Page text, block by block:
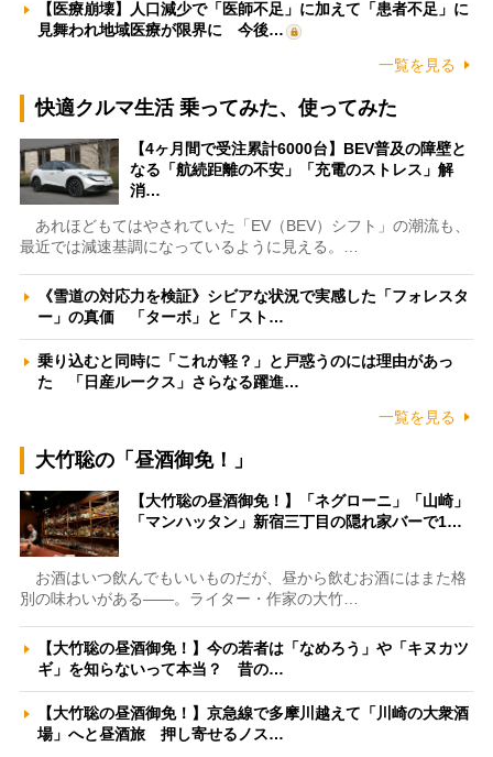
【医療崩壊】人口減少で「医師不足」に加えて「患者不足」に
見舞われ地域医療が限界に 今後…
一覧を見る
快適クルマ生活 乗ってみた、使ってみた
【4ヶ月間で受注累計6000台】BEV普及の障壁と
なる「航続距離の不安」「充電のストレス」解
消…
あれほどもてはやされていた「EV（BEV）シフト」の潮流も、
最近では減速基調になっているように見える。…
《雪道の対応力を検証》シビアな状況で実感した「フォレスタ
ー」の真価 「ターボ」と「スト…
乗り込むと同時に「これが軽？」と戸惑うのには理由があっ
た 「日産ルークス」さらなる躍進…
一覧を見る
大竹聡の「昼酒御免！」
【大竹聡の昼酒御免！】「ネグローニ」「山崎」
「マンハッタン」新宿三丁目の隠れ家バーで1…
お酒はいつ飲んでもいいものだが、昼から飲むお酒にはまた格
別の味わいがある――。ライター・作家の大竹…
【大竹聡の昼酒御免！】今の若者は「なめろう」や「キヌカツ
ギ」を知らないって本当？ 昔の…
【大竹聡の昼酒御免！】京急線で多摩川越えて「川崎の大衆酒
場」へと昼酒旅 押し寄せるノス…